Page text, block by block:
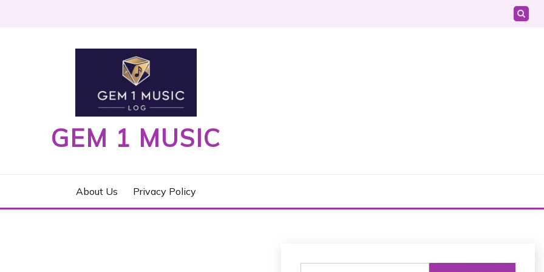
GEM 1 MUSIC
About Us Privacy Policy